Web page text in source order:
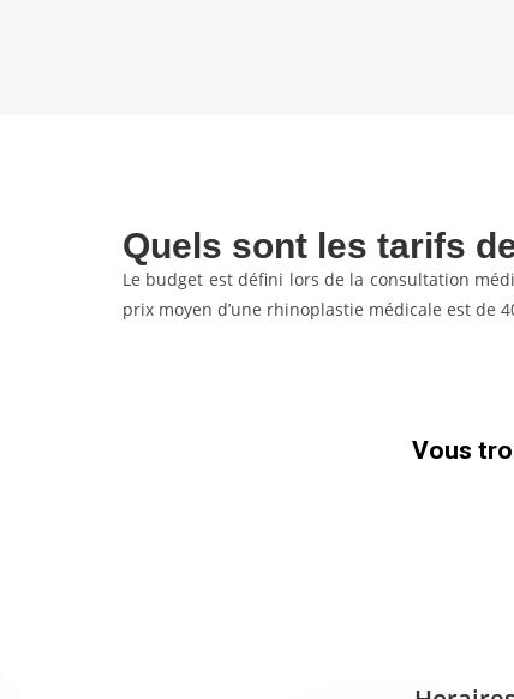
Quels sont les tarifs
Le budget est défini lors de la consultation
prix moyen d’une rhinoplastie médicale est de
Vous